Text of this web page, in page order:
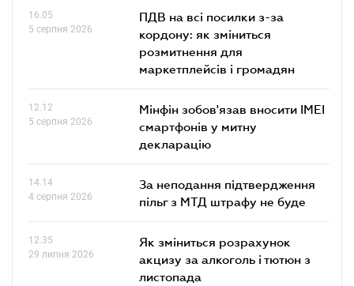
16.05
5 серпня 2026
ПДВ на всі посилки з-за
кордону: як зміниться
розмитнення для
маркетплейсів і громадян
12.12
5 серпня 2026
Мінфін зобов'язав вносити IMEI
смартфонів у митну
декларацію
14.14
4 серпня 2026
За неподання підтвердження
пільг з МТД штрафу не буде
12.35
29 липня 2026
Як зміниться розрахунок
акцизу за алкоголь і тютюн з
листопада